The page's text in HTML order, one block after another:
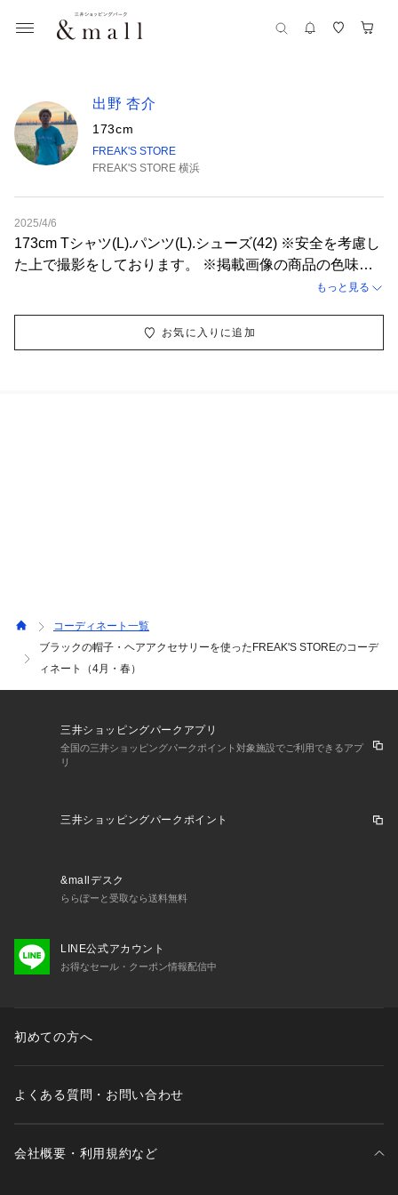
出野 杏介
173cm
FREAK'S STORE
FREAK'S STORE 横浜
2025/4/6
173cm Tシャツ(L).パンツ(L).シューズ(42) ※安全を考慮し
た上で撮影をしております。 ※掲載画像の商品の色味
は、屋外や屋内の光の照射や角度により実物と色味が異な
もっと見る
お気に入りに追加
コーディネート一覧
ブラックの帽子・ヘアアクセサリーを使ったFREAK'S STOREのコーデ
ィネート（4月・春）
三井ショッピングパークアプリ
全国の三井ショッピングパークポイント対象施設でご利用できるアプ
リ
三井ショッピングパークポイント
&mallデスク
ららぽーと受取なら送料無料
LINE公式アカウント
お得なセール・クーポン情報配信中
初めての方へ
よくある質問・お問い合わせ
会社概要・利用規約など